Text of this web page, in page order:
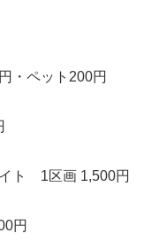
・ペット200円
ト 1区画 1,500円
円